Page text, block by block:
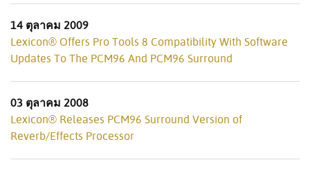
14 ตุลาคม 2009
Lexicon® Offers Pro Tools 8 Compatibility With Software
Updates To The PCM96 And PCM96 Surround
03 ตุลาคม 2008
Lexicon® Releases PCM96 Surround Version of
Reverb/Effects Processor